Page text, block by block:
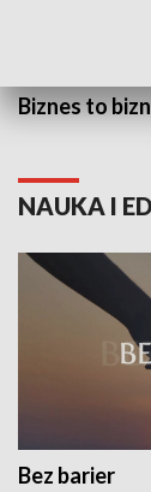
Biznes to
NAUKA I
Bez barier